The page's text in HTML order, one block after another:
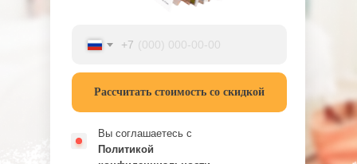
+7
Рассчитать стоимость со скидкой
Вы соглашаетесь с
Политикой